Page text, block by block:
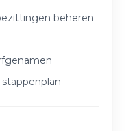
beheren